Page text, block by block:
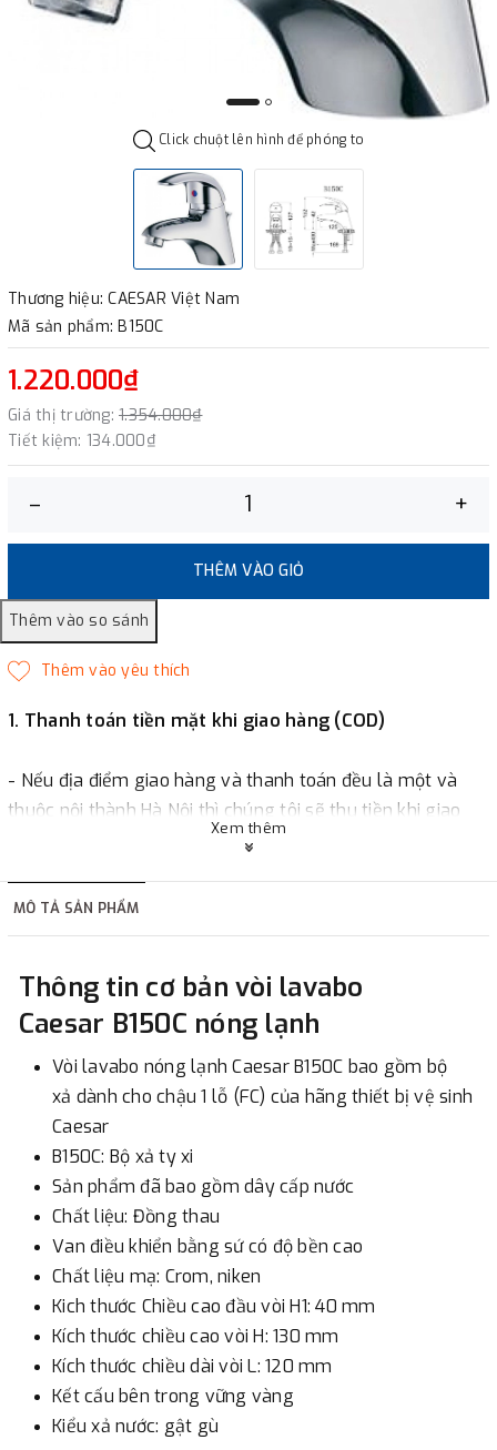
Click chuột lên hình để phóng to
Thương hiệu: CAESAR Việt Nam
Mã sản phẩm: B150C
1.220.000₫
Giá thị trường: 1.354.000₫
Tiết kiệm: 134.000₫
– +
THÊM VÀO GIỎ
1. Thanh toán tiền mặt khi giao hàng (COD)
- Nếu địa điểm giao hàng và thanh toán đều là một và
thuộc nội thành Hà Nội thì chúng tôi sẽ thu tiền khi giao
hàng hoặc khách hàng đặt tiền trước một phần giá trị đơn
2. Thanh toán trực tiếp tại :
Showroom Thanh HươngĐịa chỉ : 23 phố Cát Linh,
phường Cát Linh, quận Đống Đa, Hà Nội.
3. Chuyển khoản qua ngân hàng
- Nếu địa điểm giao hàng khác với địa điểm thanh toán
hoặc với những đơn đặt hàng ngoài nội thành Hà Nội.
Chúng tôi sẽ thu tiền trước 100% giá trị hàng + phí vận
chuyển theo cước phí tính trong chính sách vận chuyển
bằng phương thức chuyển khoản trước khi giao hàng.
- Sau khi có thông tin xác thực đã chuyển tiền của quý
khách, chúng tôi sẽ thực hiện đơn hàng theo yêu cầu.
Xem thêm
MÔ TẢ SẢN PHẨM
Thông tin cơ bản vòi lavabo
Caesar B150C nóng lạnh
Vòi lavabo nóng lạnh Caesar B150C bao gồm bộ
xả dành cho chậu 1 lỗ (FC) của hãng thiết bị vệ sinh
Caesar
B150C: Bộ xả ty xi
Sản phẩm đã bao gồm dây cấp nước
Chất liệu: Đồng thau
Van điều khiển bằng sứ có độ bền cao
Chất liệu mạ: Crom, niken
Kich thước Chiều cao đầu vòi H1: 40 mm
Kích thước chiều cao vòi H: 130 mm
Kích thước chiều dài vòi L: 120 mm
Kết cấu bên trong vững vàng
Kiểu xả nước: gật gù